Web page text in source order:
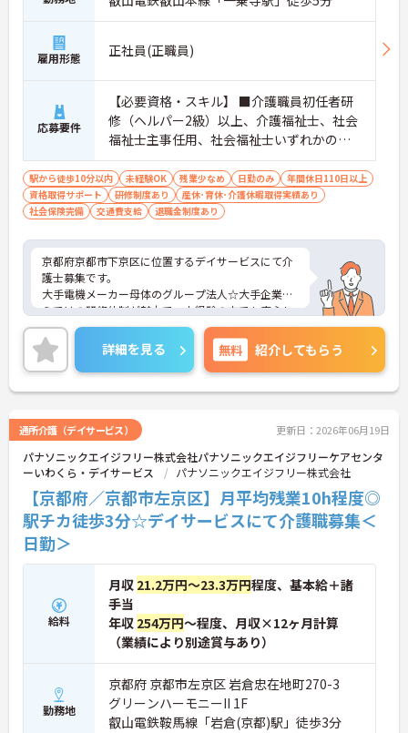
雇用形態 正社員(正職員)
応募要件
【必要資格・スキル】 ■介護職員初任者研
修（ヘルパー2級）以上、介護福祉士、社会
福祉士主事任用、社会福祉士いずれかの資
格をお持ちの方 ■普通自動車運転免許（AT
限定可）
駅から徒歩10分以内 未経験OK 残業少なめ 日勤のみ
年間休日110日以上
資格取得サポート
研修制度あり
産休･育休･介護休暇取得実績あり
社会保険完備
交通費支給 退職金制度あり
京都府京都市下京区に位置するデイサービスにて介
護士募集です。
大手電機メーカー母体のグループ法人☆大手企業な
らではの研修体制が魅力で、未経験の方でも安心し
てチャレンジできる環境です。
また、年間休日114日とお休みも多め、メリハリを
つけてはたらくことができます。
ご興味のある方には、面接対策ポイントなど、さら
に詳細をお話いたしますので、お気軽にご相談くだ
詳細を見る 無料 紹介してもらう
通所介護（デイサービス） 更新日：2026年06月19日
パナソニックエイジフリー株式会社パナソニックエイジフリーケアセンタ
ーいわくら・デイサービス
パナソニックエイジフリー株式会社
【京都府／京都市左京区】月平均残業10h程度◎
駅チカ徒歩3分☆デイサービスにて介護職募集＜
日勤＞
給料
月収 21.2万円～23.3万円程度、基本給＋諸
手当
年収 254万円～程度、月収×12ヶ月計算
（業績により別途賞与あり）
勤務地
京都府 京都市左京区 岩倉忠在地町270-3
グリーンハーモニーII 1F
叡山電鉄鞍馬線「岩倉(京都)駅」徒歩3分